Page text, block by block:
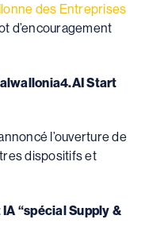
des Entreprises
d’encouragement
Start
l’ouverture de
dispositifs et
“spécial Supply &